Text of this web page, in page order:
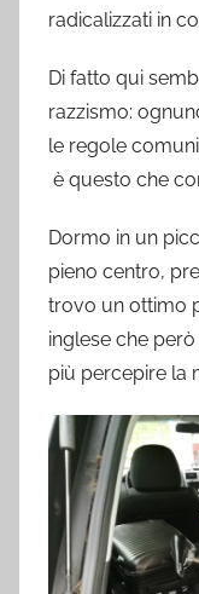
radicalizzati in
Di fatto qui
razzismo:
le regole
è questo che
Dormo in un
pieno centro,
trovo un ottimo
inglese che
più percepire la